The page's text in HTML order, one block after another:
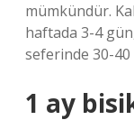
mümkündür.
haftada 3-4
seferinde 30-
1 ay